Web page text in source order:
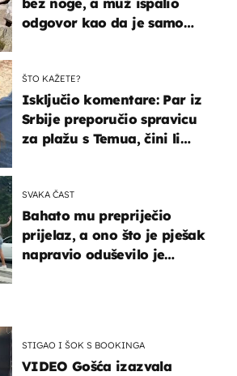
STIGAO I ŠOK S BOOKINGA
VIDEO Gošća izazvala
bez noge, a muž ispalio
odgovor kao da je samo
ŠTO KAŽETE?
Isključio komentare: Par iz
Srbije preporučio spravicu
za plažu s Temua, čini li
SVAKA ČAST
Bahato mu prepriječio
prijelaz, a ono što je pješak
napravio oduševilo je